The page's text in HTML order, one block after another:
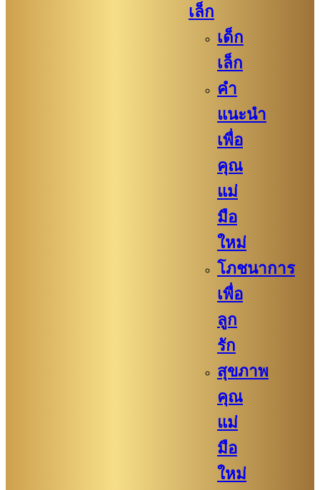
เล็ก
เด็ก
เล็ก
คำ
แนะนำ
เพื่อ
คุณ
แม่
มือ
ใหม่
โภชนาการ
เพื่อ
ลูก
รัก
สุขภาพ
คุณ
แม่
มือ
ใหม่